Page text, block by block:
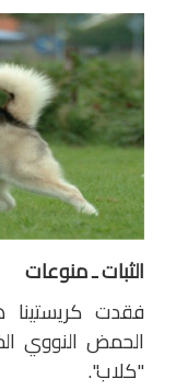
الثبات ـ منوعات
فقدت كريستينا
الحمض النووي
"كلاب".